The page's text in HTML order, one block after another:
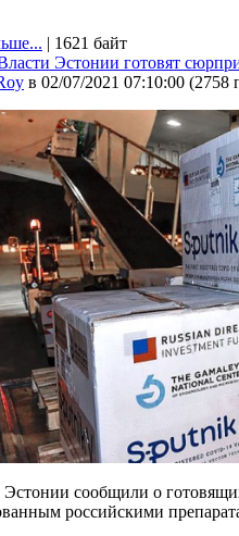
| 1621 байт
Эстонии готовят
в 02/07/2021 07:10:00 (2758
сообщили о
российскими